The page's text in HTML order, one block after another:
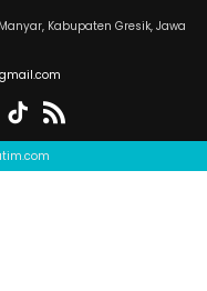
Kabupaten Gresik, Jawa